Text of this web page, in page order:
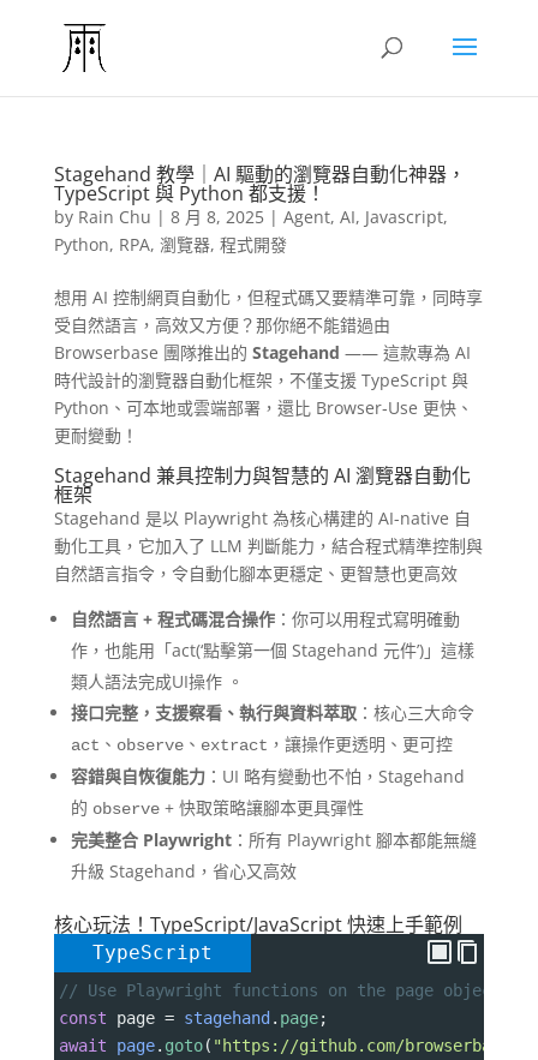
Stagehand 教學｜AI 驅動的瀏覽器自動化神器，
TypeScript 與 Python 都支援！
by Rain Chu | 8 月 8, 2025| Agent, AI, Javascript,
Python, RPA, 瀏覽器, 程式開發
想用 AI 控制網頁自動化，但程式碼又要精準可靠，同時享
受自然語言，高效又方便？那你絕不能錯過由
Browserbase 團隊推出的 Stagehand —— 這款專為 AI
時代設計的瀏覽器自動化框架，不僅支援 TypeScript 與
Python、可本地或雲端部署，還比 Browser‑Use 更快、
更耐變動！
Stagehand 兼具控制力與智慧的 AI 瀏覽器自動化
框架
Stagehand 是以 Playwright 為核心構建的 AI-native 自
動化工具，它加入了 LLM 判斷能力，結合程式精準控制與
自然語言指令，令自動化腳本更穩定、更智慧也更高效
自然語言 + 程式碼混合操作：你可以用程式寫明確動
作，也能用「act(‘點擊第一個 Stagehand 元件’)」這樣
類人語法完成UI操作 。
接口完整，支援察看、執行與資料萃取：核心三大命令
act 、 observe、 extract ，讓操作更透明、更可控
容錯與自恢復能力：UI 略有變動也不怕，Stagehand
的 observe+ 快取策略讓腳本更具彈性
完美整合 Playwright：所有 Playwright 腳本都能無縫
升級 Stagehand，省心又高效
核心玩法！TypeScript/JavaScript 快速上手範例
TypeScript
// Use Playwright functions on the page object
const
page = stagehand . page;
await
page. goto( "https://github.com/browserbase"